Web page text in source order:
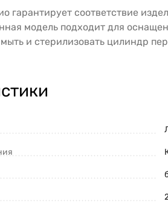
гарантирует соответствие
модель подходит для
и стерилизовать цилиндр